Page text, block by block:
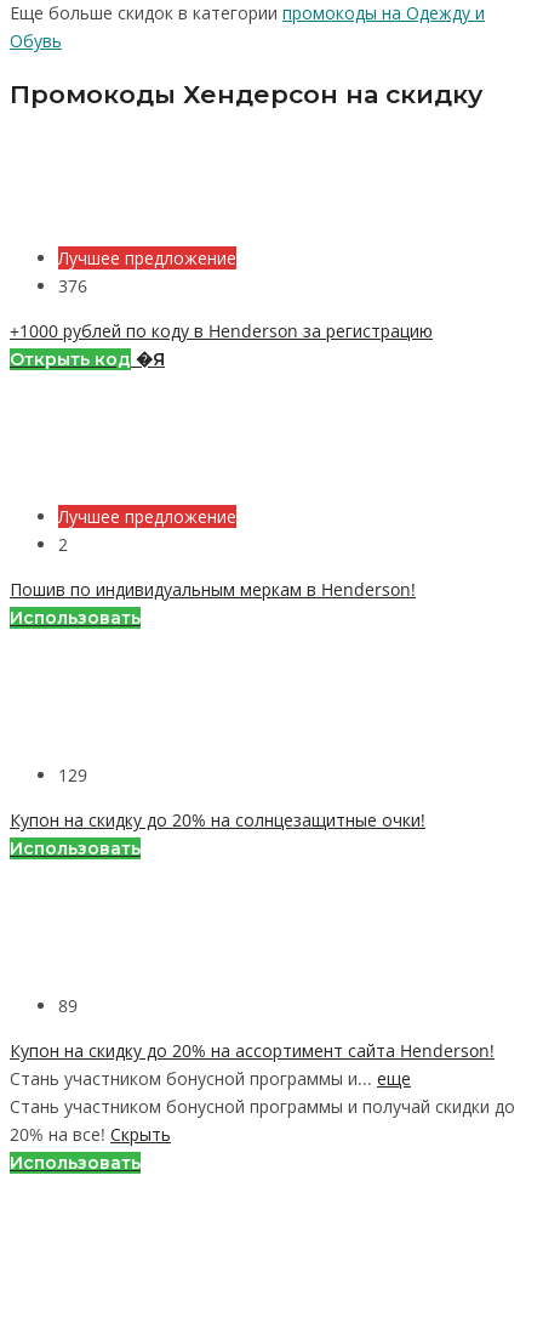
Еще больше скидок в категории промокоды на Одежду и
Обувь
Промокоды Хендерсон на скидку
Лучшее предложение
376
+1000 рублей по коду в Henderson за регистрацию
Открыть код �Я
Лучшее предложение
2
Пошив по индивидуальным меркам в Henderson!
Использовать
129
Купон на скидку до 20% на солнцезащитные очки!
Использовать
89
Купон на скидку до 20% на ассортимент сайта Henderson!
Стань участником бонусной программы и... еще
Стань участником бонусной программы и получай скидки до
20% на все! Скрыть
Использовать